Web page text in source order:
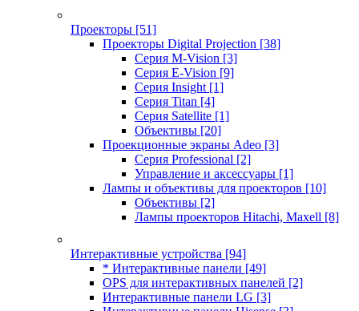
Проекторы [51]
Проекторы Digital Projection [38]
Серия M-Vision [3]
Серия E-Vision [9]
Серия Insight [1]
Серия Titan [4]
Серия Satellite [1]
Объективы [20]
Проекционные экраны Adeo [3]
Серия Professional [2]
Управление и аксессуары [1]
Лампы и объективы для проекторов [10]
Объективы [2]
Лампы проекторов Hitachi, Maxell [8]
Интерактивные устройства [94]
* Интерактивные панели [49]
OPS для интерактивных панелей [2]
Интерактивные панели LG [3]